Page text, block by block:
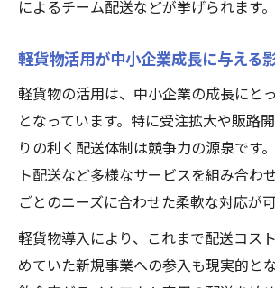
によるチーム配送などが挙げられます。
軽貨物活用が中小企業成長に与える
軽貨物の活用は、中小企業の成長にと
となっています。特に受注拡大や販路
りの利く配送体制は競争力の源泉です
ト配送など多様なサービスを組み合わ
ごとのニーズに合わせた柔軟な対応が可
軽貨物導入により、これまで配送コス
めていた新規事業への参入も現実的と